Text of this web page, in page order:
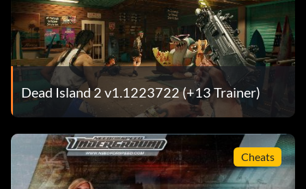
Dead Island 2 v1.1223722 (+13 Trainer)
Cheats